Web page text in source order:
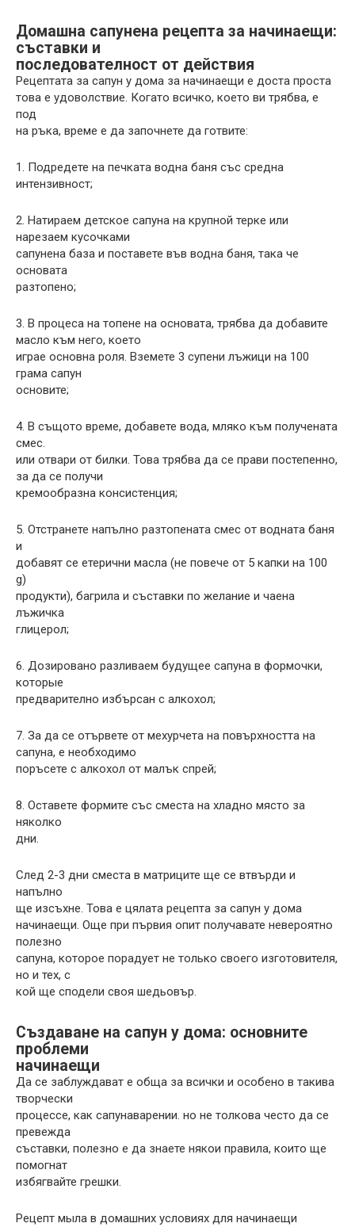
Домашна сапунена рецепта за начинаещи:
съставки и
последователност от действия
Рецептата за сапун у дома за начинаещи е доста проста
това е удоволствие. Когато всичко, което ви трябва, е
под
на ръка, време е да започнете да готвите:
1. Подредете на печката водна баня със средна
интензивност;
2. Натираем детское сапуна на крупной терке или
нарезаем кусочками
сапунена база и поставете във водна баня, така че
основата
разтопено;
3. В процеса на топене на основата, трябва да добавите
масло към него, което
играе основна роля. Вземете 3 супени лъжици на 100
грама сапун
основите;
4. В същото време, добавете вода, мляко към получената
смес.
или отвари от билки. Това трябва да се прави постепенно,
за да се получи
кремообразна консистенция;
5. Отстранете напълно разтопената смес от водната баня
и
добавят се етерични масла (не повече от 5 капки на 100
g)
продукти), багрила и съставки по желание и чаена
лъжичка
глицерол;
6. Дозировано разливаем будущее сапуна в формочки,
которые
предварително избърсан с алкохол;
7. За да се отървете от мехурчета на повърхността на
сапуна, е необходимо
поръсете с алкохол от малък спрей;
8. Оставете формите със сместа на хладно място за
няколко
дни.
След 2-3 дни сместа в матриците ще се втвърди и
напълно
ще изсъхне. Това е цялата рецепта за сапун у дома
начинаещи. Още при първия опит получавате невероятно
полезно
сапуна, которое порадует не только своего изготовителя,
но и тех, с
кой ще сподели своя шедьовър.
Създаване на сапун у дома: основните
проблеми
начинаещи
Да се ​​заблуждават е обща за всички и особено в такива
творчески
процессе, как сапунаварении. но не толкова често да се
превежда
съставки, полезно е да знаете някои правила, които ще
помогнат
избягвайте грешки.
Рецепт мыла в домашних условиях для начинаещи